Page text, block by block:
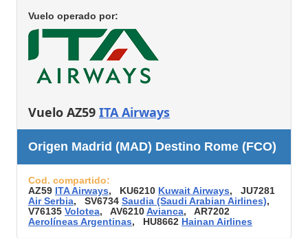
Vuelo operado por:
Vuelo AZ59 ITA Airways
Origen Madrid (MAD) Destino Rome (FCO)
Cod. compartido:
AZ59 ITA Airways, KU6210 Kuwait Airways, JU7281
Air Serbia, SV6734 Saudia (Saudi Arabian Airlines),
V76135 Volotea, AV6210Avianca, AR7202
Aerolíneas Argentinas, HU8662 Hainan Airlines